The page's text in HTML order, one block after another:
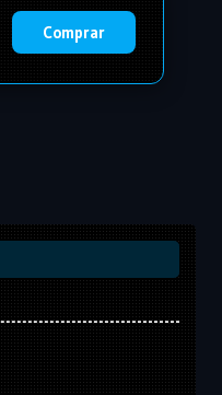
Comprar